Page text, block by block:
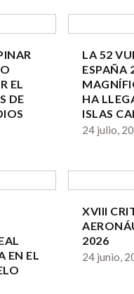
EL
DE
LA 52
ESPAÑA
HA
ISLAS
24 julio,
EN EL
XVIII
2026
24 junio,